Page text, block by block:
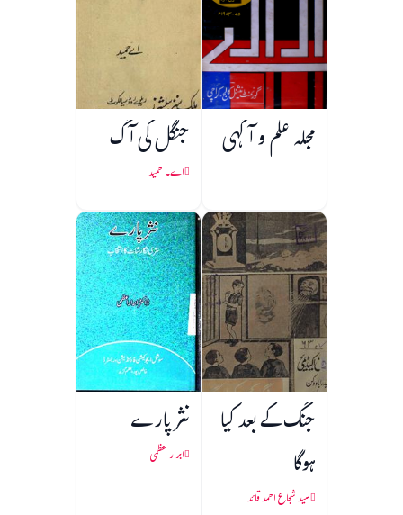
مجلہ علم و آگہی جنگل کی آگ
اے۔ حمید
جنگ کے بعد کیا
ہوگا
سید شجاع احمد قائد
نثر پارے
ابرار اعظمی